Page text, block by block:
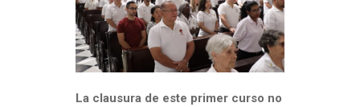
La clausura de este primer curso no